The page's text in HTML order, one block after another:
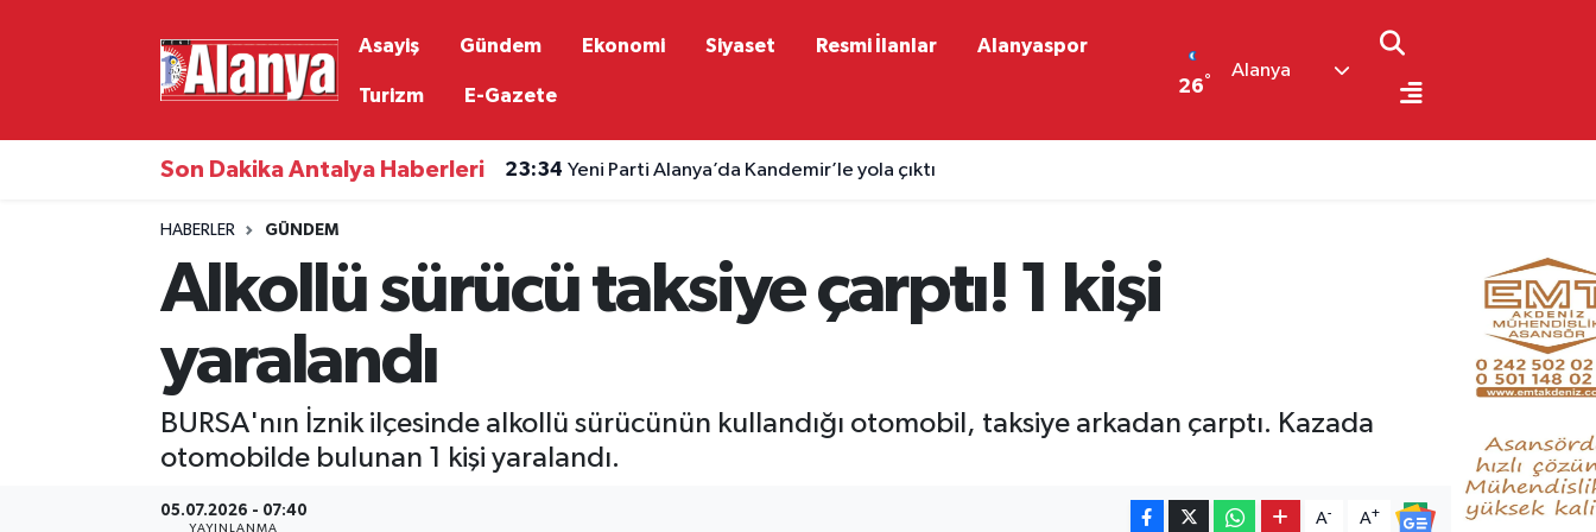
Asayiş Gündem Ekonomi Siyaset Resmi İlanlar Alanyaspor
Turizm E-Gazete 26°
Alanya
Son Dakika Antalya Haberleri 23:34 Yeni Parti Alanya’da Kandemir’le yola çıktı
HABERLER GÜNDEM
Alkollü sürücü taksiye çarptı! 1 kişi
yaralandı
BURSA'nın İznik ilçesinde alkollü sürücünün kullandığı otomobil, taksiye arkadan çarptı. Kazada
otomobilde bulunan 1 kişi yaralandı.
05.07.2026 - 07:40
YAYINLANMA
A- A+
Alanyaspor
Antalya Nöbetçi Eczaneler
Antalya Trafik Yoğunluk Haritası
Süper Lig Puan Durumu ve Fikstür
Tüm Manşetler
Son Dakika Haberleri
Haber Arşivi